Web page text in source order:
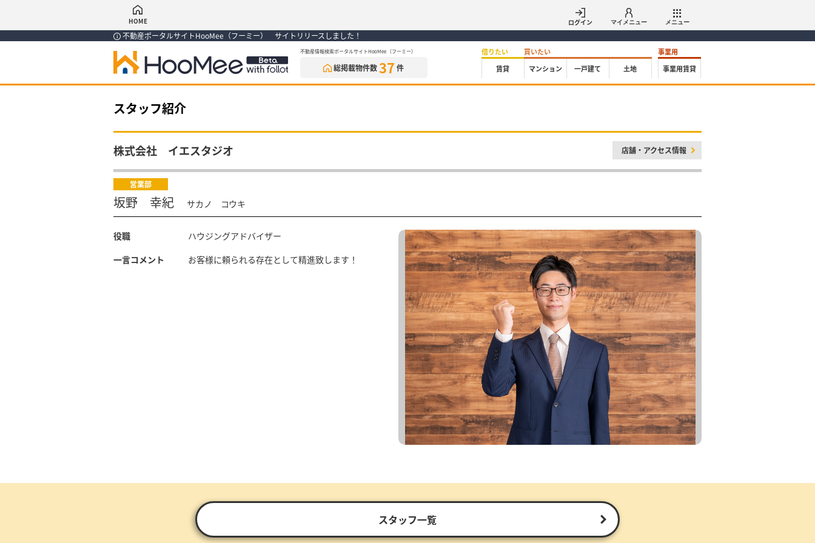
HOME ログイン マイメニュー メニュー
不動産ポータルサイトHooMee（フーミー） サイトリリースしました！
不動産情報検索ポータルサイトHooMee（フーミー）
総掲載物件数37 件
借りたい
賃貸
買いたい
マンション
一戸建て 土地
事業用
事業用賃貸
スタッフ紹介
株式会社 イエスタジオ 店舗・アクセス情報
営業部
坂野 幸紀 サカノ コウキ
役職
ハウジングアドバイザー
一言コメント
お客様に頼られる存在として精進致します！
スタッフ一覧